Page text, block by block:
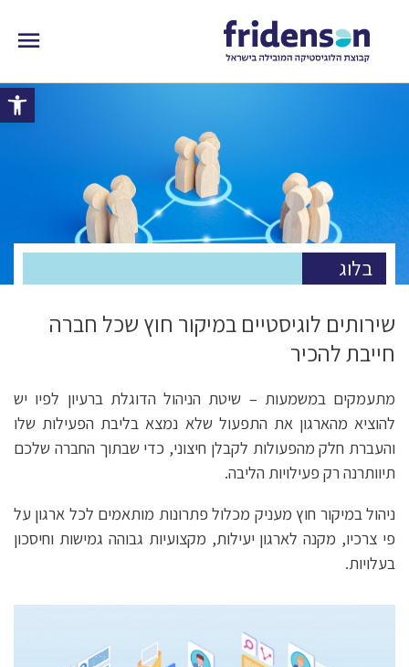
בלוג
שירותים לוגיסטיים במיקור חוץ שכל חברה
חייבת להכיר
מתעמקים במשמעות – שיטת הניהול הדוגלת ברעיון לפיו יש
להוציא מהארגון את התפעול שלא נמצא בליבת הפעילות שלו
והעברת חלק מהפעולות לקבלן חיצוני, כדי שבתוך החברה שלכם
תיוותרנה רק פעילויות הליבה.
ניהול במיקור חוץ מעניק מכלול פתרונות מותאמים לכל ארגון על
פי צרכיו, מקנה לארגון יעילות, מקצועיות גבוהה גמישות וחיסכון
בעלויות.